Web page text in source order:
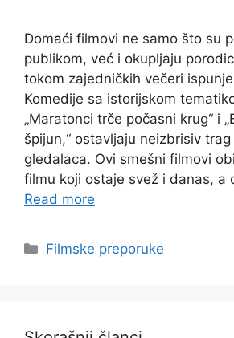
Domaći filmovi ne samo što su
publikom, već i okupljaju
tokom zajedničkih večeri
Komedije sa istorijskom
„Maratonci trče počasni krug“ i
špijun,“ ostavljaju neizbrisiv
gledalaca. Ovi smešni filmovi
filmu koji ostaje svež i danas, a
Read more
Categories
Filmske preporuke